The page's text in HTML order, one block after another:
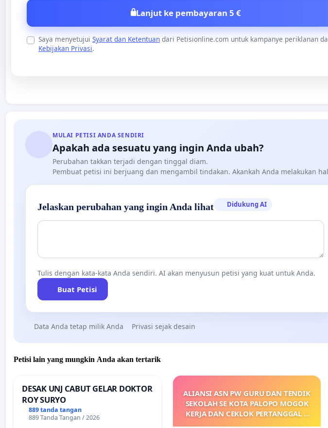
Lanjut ke pembayaran 5 €
Saya menyetujui Syarat dan Ketentuan dari Petisionline.com untuk kampanye periklanan
Kebijakan Privasi.
MULAI PETISI ANDA SENDIRI
Apakah ada sesuatu yang ingin Anda ubah?
Perubahan takkan terjadi dengan tinggal diam.
Pembuat petisi ini berjuang dan mengambil tindakan. Akankah Anda melakukan
Jelaskan perubahan yang ingin Anda lihat Didukung AI
Tulis dengan kata-kata Anda sendiri. AI akan menyusun petisi yang kuat untuk Anda.
Buat Petisi
Data Anda tetap milik Anda Privasi sejak desain
Petisi lain yang mungkin Anda akan tertarik
DESAK UNJ CABUT GELAR DOKTOR
ROY SURYO
889 tanda tangan
889 Tanda Tangan / 2026
ALIANSI ASN PW GURU DAN TENDIK
SEKOLAH SE KOTA PALOPO MOGOK
KERJA DAN CEKLOK PERTANGGAL 9